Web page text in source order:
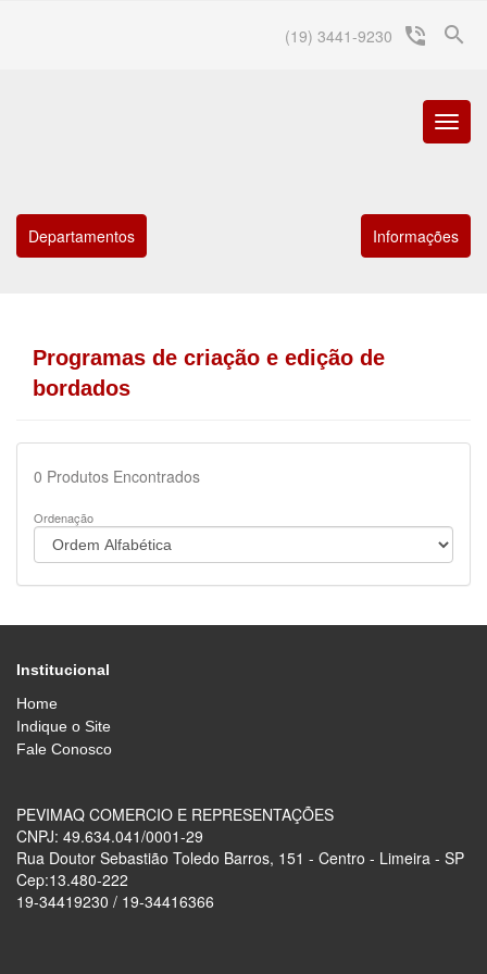
search
(19) 3441-9230 phone_in_talk
Menu
Departamentos Informações
Programas de criação e edição de
bordados
0 Produtos Encontrados
Ordenação
Institucional
Home
Indique o Site
Fale Conosco
PEVIMAQ COMERCIO E REPRESENTAÇÕES
CNPJ: 49.634.041/0001-29
Rua Doutor Sebastião Toledo Barros, 151 - Centro - Limeira - SP
Cep:13.480-222
19-34419230 / 19-34416366